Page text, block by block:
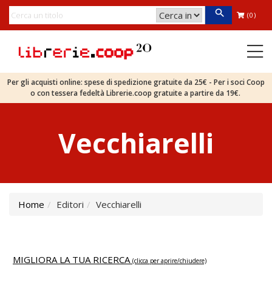
(0)
Per gli acquisti online: spese di spedizione gratuite da 25€ - Per i soci Coop
o con tessera fedeltà Librerie.coop gratuite a partire da 19€.
Vecchiarelli
Home Editori Vecchiarelli
MIGLIORA LA TUA RICERCA (clicca per aprire/chiudere)